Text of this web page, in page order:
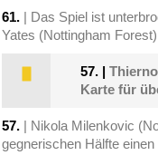
61. | Das Spiel ist
Yates (Nottingham
57. |
Karte für
57. | Nikola Milenkovic
gegnerischen Hälfte